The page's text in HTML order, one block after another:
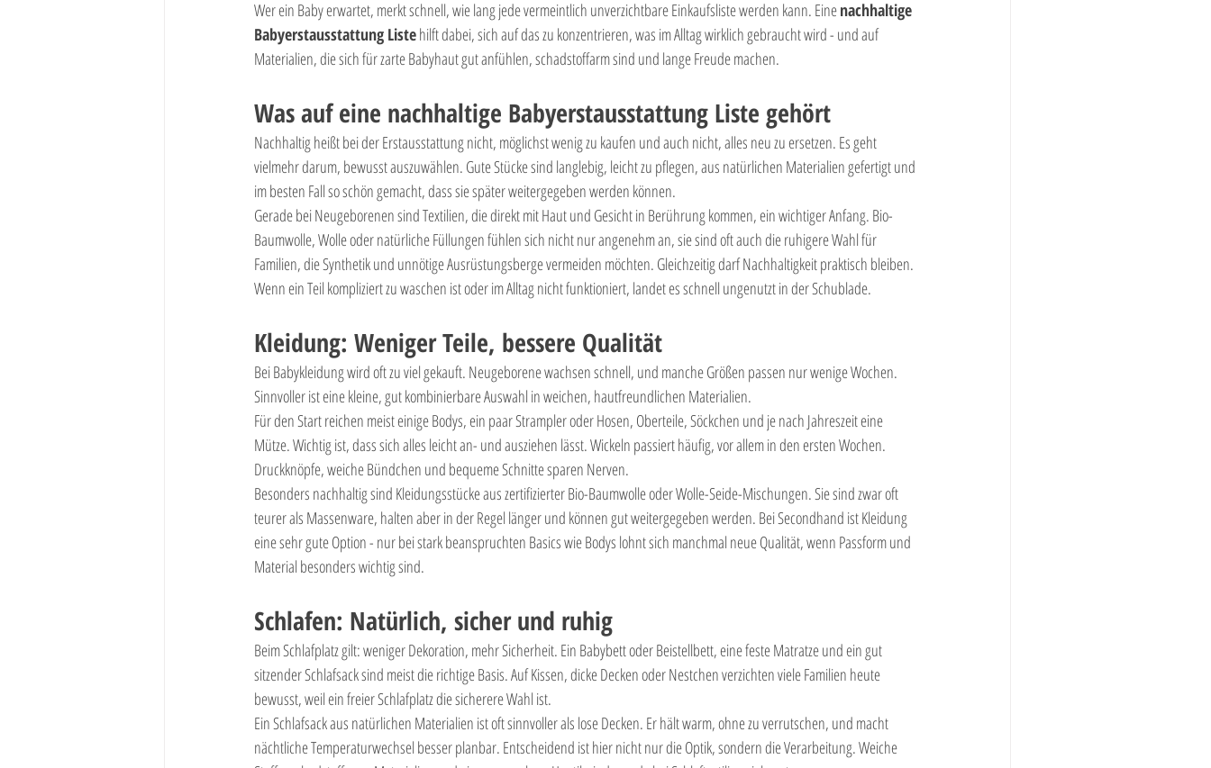
Wer ein Baby erwartet, merkt schnell, wie lang jede vermeintlich unverzichtbare Einkaufsliste werden kann. Eine nachhaltige
Babyerstausstattung Liste hilft dabei, sich auf das zu konzentrieren, was im Alltag wirklich gebraucht wird - und auf
Materialien, die sich für zarte Babyhaut gut anfühlen, schadstoffarm sind und lange Freude machen.
Was auf eine nachhaltige Babyerstausstattung Liste gehört
Nachhaltig heißt bei der Erstausstattung nicht, möglichst wenig zu kaufen und auch nicht, alles neu zu ersetzen. Es geht
vielmehr darum, bewusst auszuwählen. Gute Stücke sind langlebig, leicht zu pflegen, aus natürlichen Materialien gefertigt und
im besten Fall so schön gemacht, dass sie später weitergegeben werden können.
Gerade bei Neugeborenen sind Textilien, die direkt mit Haut und Gesicht in Berührung kommen, ein wichtiger Anfang. Bio-
Baumwolle, Wolle oder natürliche Füllungen fühlen sich nicht nur angenehm an, sie sind oft auch die ruhigere Wahl für
Familien, die Synthetik und unnötige Ausrüstungsberge vermeiden möchten. Gleichzeitig darf Nachhaltigkeit praktisch bleiben.
Wenn ein Teil kompliziert zu waschen ist oder im Alltag nicht funktioniert, landet es schnell ungenutzt in der Schublade.
Kleidung: Weniger Teile, bessere Qualität
Bei Babykleidung wird oft zu viel gekauft. Neugeborene wachsen schnell, und manche Größen passen nur wenige Wochen.
Sinnvoller ist eine kleine, gut kombinierbare Auswahl in weichen, hautfreundlichen Materialien.
Für den Start reichen meist einige Bodys, ein paar Strampler oder Hosen, Oberteile, Söckchen und je nach Jahreszeit eine
Mütze. Wichtig ist, dass sich alles leicht an- und ausziehen lässt. Wickeln passiert häufig, vor allem in den ersten Wochen.
Druckknöpfe, weiche Bündchen und bequeme Schnitte sparen Nerven.
Besonders nachhaltig sind Kleidungsstücke aus zertifizierter Bio-Baumwolle oder Wolle-Seide-Mischungen. Sie sind zwar oft
teurer als Massenware, halten aber in der Regel länger und können gut weitergegeben werden. Bei Secondhand ist Kleidung
eine sehr gute Option - nur bei stark beanspruchten Basics wie Bodys lohnt sich manchmal neue Qualität, wenn Passform und
Material besonders wichtig sind.
Schlafen: Natürlich, sicher und ruhig
Beim Schlafplatz gilt: weniger Dekoration, mehr Sicherheit. Ein Babybett oder Beistellbett, eine feste Matratze und ein gut
sitzender Schlafsack sind meist die richtige Basis. Auf Kissen, dicke Decken oder Nestchen verzichten viele Familien heute
bewusst, weil ein freier Schlafplatz die sicherere Wahl ist.
Ein Schlafsack aus natürlichen Materialien ist oft sinnvoller als lose Decken. Er hält warm, ohne zu verrutschen, und macht
nächtliche Temperaturwechsel besser planbar. Entscheidend ist hier nicht nur die Optik, sondern die Verarbeitung. Weiche